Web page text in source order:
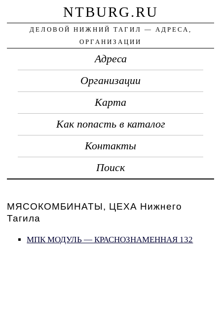
NTBURG.RU
ДЕЛОВОЙ НИЖНИЙ ТАГИЛ — АДРЕСА,
ОРГАНИЗАЦИИ
Адреса
Организации
Карта
Как попасть в каталог
Контакты
Поиск
МЯСОКОМБИНАТЫ, ЦЕХА Нижнего
Тагила
МПК МОДУЛЬ — КРАСНОЗНАМЕННАЯ 132